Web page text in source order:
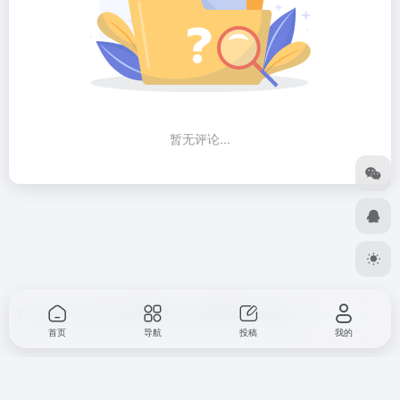
暂无评论...
Copyright © 2026 刘付实用网址大全 OneNav强力驱动
首页 导航 投稿 我的